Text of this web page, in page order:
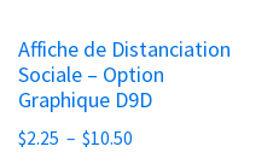
Affiche de Distanciation
Sociale – Option
Graphique D9D
$2.25 – $10.50
variations.
Les
options